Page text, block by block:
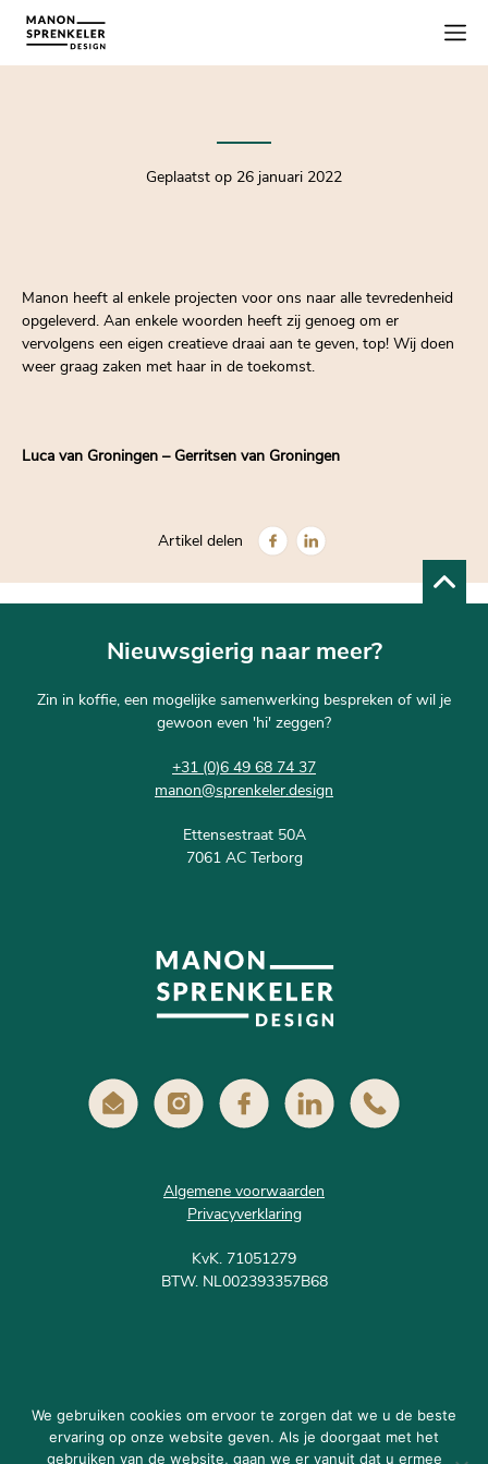
Geplaatst op 26 januari 2022
Manon heeft al enkele projecten voor ons naar alle tevredenheid
opgeleverd. Aan enkele woorden heeft zij genoeg om er
vervolgens een eigen creatieve draai aan te geven, top! Wij doen
weer graag zaken met haar in de toekomst.
Luca van Groningen – Gerritsen van Groningen
Artikel delen
Nieuwsgierig naar meer?
Zin in koffie, een mogelijke samenwerking bespreken of wil je
gewoon even 'hi' zeggen?
+31 (0)6 49 68 74 37
manon@sprenkeler.design
Ettensestraat 50A
7061 AC Terborg
Algemene voorwaarden
Privacyverklaring
KvK. 71051279
BTW. NL002393357B68
Volgen op Instagram
We gebruiken cookies om ervoor te zorgen dat we u de beste
ervaring op onze website geven. Als je doorgaat met het
gebruiken van de website, gaan we er vanuit dat u ermee